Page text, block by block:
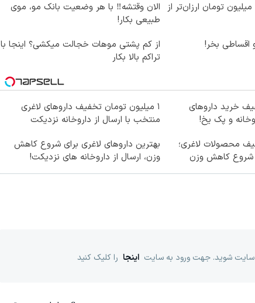
آمپول‌های لاغری را ۱ میلیون تومان ارزان‌تر از
الان وقتشه‼️ با هر وضعیت بانک مو، موی
طبیعی بکار!
اقساطی بخر!
از کم پشتی موهات خجالت میکشی؟ اینجا با
تراکم بالا بکار
خرید داروهای
و پک یخ!
۱ میلیون تومان تخفیف داروهای لاغری
منتخب با ارسال از داروخانه نزدیکت
محصولات لاغری؛
شروع کاهش وزن
بهترین داروهای لاغری برای شروع کاهش
وزن، ارسال از داروخانه های نزدیکت!
سایت شوید. جهت ورود به سایت اینجا را کلیک کنید